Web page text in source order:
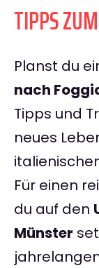
TIPPS
Planst du
nach
Tipps und
neues
Für einen
du auf den
Münster